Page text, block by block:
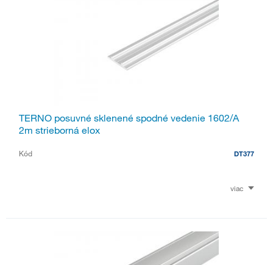
TERNO posuvné sklenené spodné vedenie 1602/A
2m strieborná elox
Kód DT377
viac